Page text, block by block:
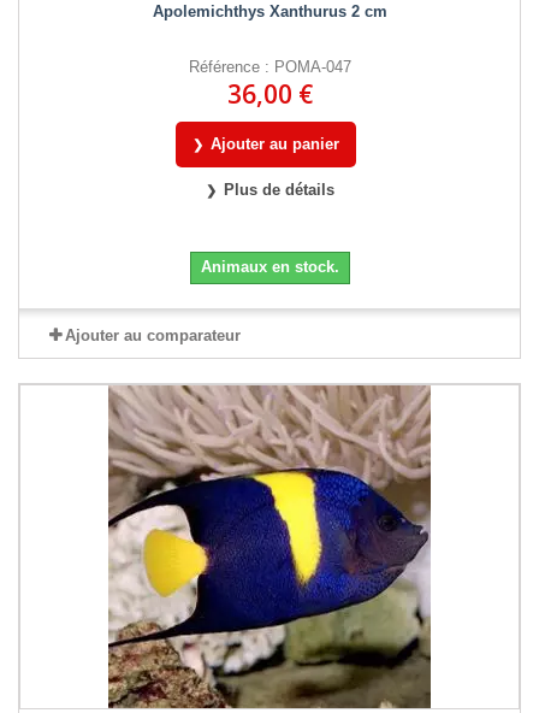
Apolemichthys Xanthurus 2 cm
Référence : POMA-047
36,00 €
Ajouter au panier
Plus de détails
Animaux en stock.
Ajouter au comparateur